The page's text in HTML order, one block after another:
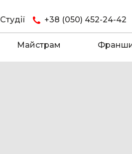
Студії +38 (050) 452-24-42
Майстрам